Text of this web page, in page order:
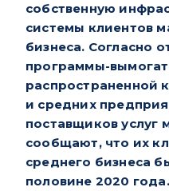
собственную
системы клиентов
бизнеса. Согласно
программы-
распространенной
и средних
поставщиков услуг
сообщают, что их
среднего бизнеса
половине 2020 года.